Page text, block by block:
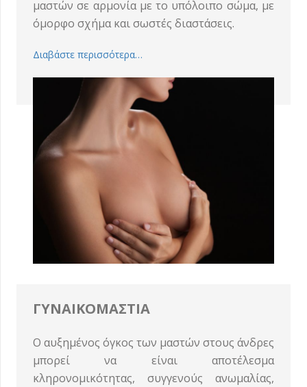
μαστών σε αρμονία με το υπόλοιπο σώμα, με
όμορφο σχήμα και σωστές διαστάσεις.
Διαβάστε περισσότερα…
ΓΥΝΑΙΚΟΜΑΣΤΙΑ
Ο αυξημένος όγκος των μαστών στους άνδρες
μπορεί να είναι αποτέλεσμα
κληρονομικότητας, συγγενούς ανωμαλίας,